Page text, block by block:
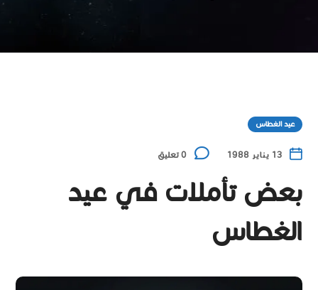
عيد الغطاس
13 يناير 1988 0 تعليق
بعض تأملات في عيد
الغطاس